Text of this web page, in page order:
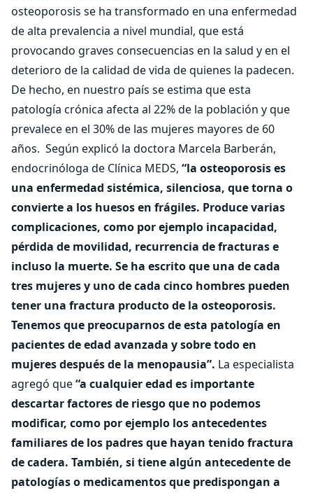
osteoporosis se ha transformado en una enfermedad
de alta prevalencia a nivel mundial, que está
provocando graves consecuencias en la salud y en el
deterioro de la calidad de vida de quienes la padecen.
De hecho, en nuestro país se estima que esta
patología crónica afecta al 22% de la población y que
prevalece en el 30% de las mujeres mayores de 60
años. Según explicó la doctora Marcela Barberán,
endocrinóloga de Clínica MEDS, “la osteoporosis es
una enfermedad sistémica, silenciosa, que torna o
convierte a los huesos en frágiles. Produce varias
complicaciones, como por ejemplo incapacidad,
pérdida de movilidad, recurrencia de fracturas e
incluso la muerte. Se ha escrito que una de cada
tres mujeres y uno de cada cinco hombres pueden
tener una fractura producto de la osteoporosis.
Tenemos que preocuparnos de esta patología en
pacientes de edad avanzada y sobre todo en
mujeres después de la menopausia”. La especialista
agregó que“a cualquier edad es importante
descartar factores de riesgo que no podemos
modificar, como por ejemplo los antecedentes
familiares de los padres que hayan tenido fractura
de cadera. También, si tiene algún antecedente de
patologías o medicamentos que predispongan a